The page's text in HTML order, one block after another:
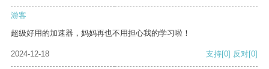
游客
超级好用的加速器，妈妈再也不用担心我的学习啦！
2024-12-18 支持[0] 反对[0]